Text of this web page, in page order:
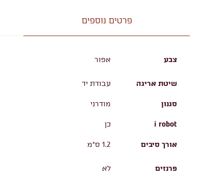
פרטים נוספים
צבע אפור
שיטת אריגה עבודת יד
סגנון מודרני
i robot כן
אורך סיבים 1.2 ס"מ
פרנזים לא